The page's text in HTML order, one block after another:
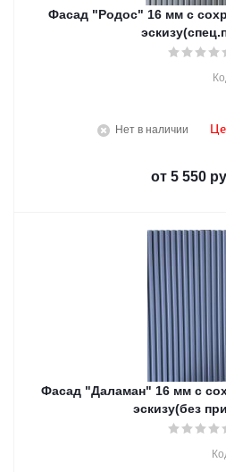
Фасад "Родос" 16 мм с сохранением рисунка по
Нет в наличии
от 5 550
Фасад "Даламан" 16 мм с сохранением рисунка по
эскизу(без